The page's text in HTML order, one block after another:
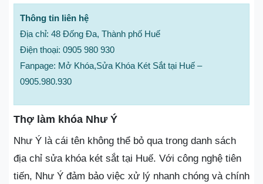
Thông tin liên hệ
Địa chỉ: 48 Đống Đa, Thành phố Huế
Điện thoại: 0905 980 930
Fanpage: Mở Khóa,Sửa Khóa Két Sắt tại Huế –
0905.980.930
Thợ làm khóa Như Ý
Như Ý là cái tên không thể bỏ qua trong danh sách
địa chỉ sửa khóa két sắt tại Huế. Với công nghệ tiên
tiến, Như Ý đảm bảo việc xử lý nhanh chóng và chính